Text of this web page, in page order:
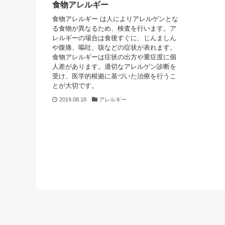
食物アレルギー
食物アレルギー は人によりアレルゲンとな
る食物が異なるため、検査を行います。ア
レルギーの場合は食後すぐに、じんましん
や腹痛、嘔吐、咳などの症状が表れます。
食物アレルギーは症状の出方や重症度に個
人差があります。適切なアレルゲン診断を
受け、医学的根拠に基づいた治療を行うこ
とが大切です。
2019.08.18 アレルギー